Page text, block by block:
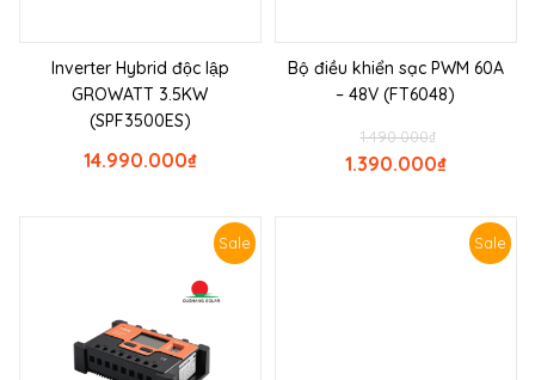
Inverter Hybrid độc lập
GROWATT 3.5KW
(SPF3500ES)
₫
14.990.000
Bộ điều khiển sạc PWM 60A
– 48V (FT6048)
₫
1.490.000
₫
1.390.000
Sale Sale